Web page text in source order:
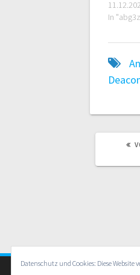
In
Datenschutz und Cookies: Diese